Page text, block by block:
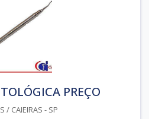
PREÇO
/ CAIEIRAS - SP